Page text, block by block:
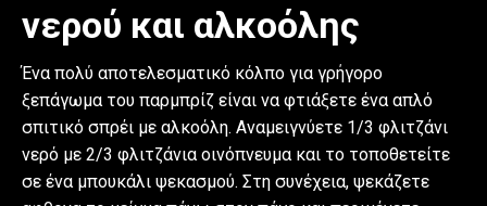
νερού και αλκοόλης
Ένα πολύ αποτελεσματικό κόλπο για γρήγορο
ξεπάγωμα του παρμπρίζ είναι να φτιάξετε ένα απλό
σπιτικό σπρέι με αλκοόλη. Αναμειγνύετε 1/3 φλιτζάνι
νερό με 2/3 φλιτζάνια οινόπνευμα και το τοποθετείτε
σε ένα μπουκάλι ψεκασμού. Στη συνέχεια, ψεκάζετε